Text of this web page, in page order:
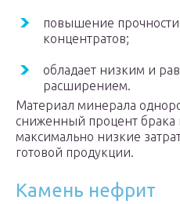
повышение
концентратов;
обладает низким и
расширением.
Материал минерала
сниженный процент брака
максимально низкие
готовой продукции.
Камень нефрит